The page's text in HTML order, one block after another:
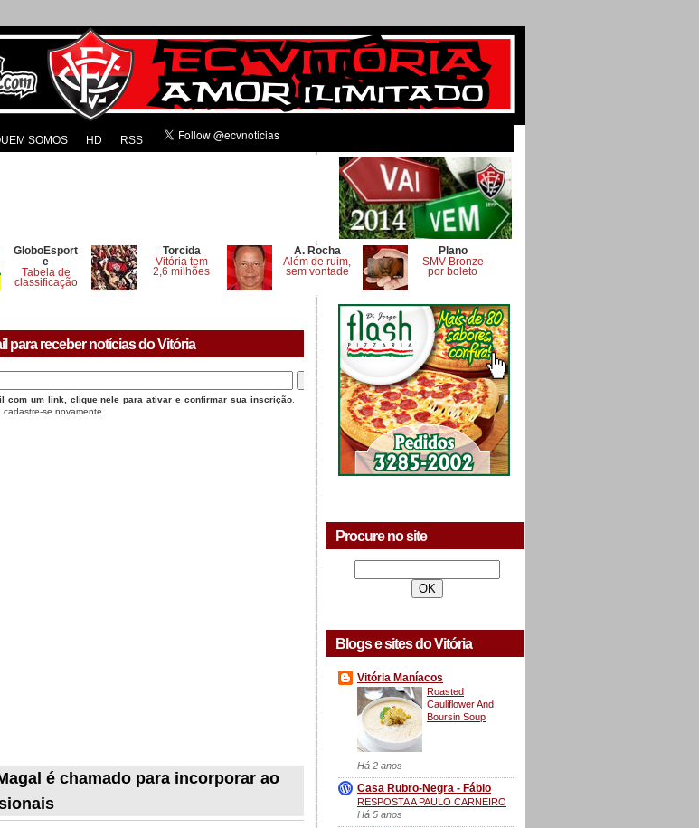
SOMOS HD RSS
GloboEsport
e
Tabela de
classificação
Torcida
Vitória tem
2,6 milhões
A. Rocha
Além de ruim,
sem vontade
Plano
SMV Bronze
por boleto
para receber notícias do Vitória
com um link, clique nele para ativar e confirmar sua inscrição
se novamente.
é chamado para incorporar ao
Procure no site
Blogs e sites do Vitória
Vitória Maníacos
Roasted
Cauliflower And
Boursin Soup
Há 2 anos
Casa Rubro-Negra - Fábio
RESPOSTA A PAULO CARNEIRO
Há 5 anos